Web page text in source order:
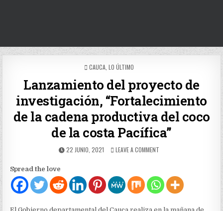
POSTED
CAUCA LO ÚLTIMO
Lanzamiento del proyecto de
investigación, “Fortalecimiento
de la cadena productiva del coco
de la costa Pacífica”
PUBLISHED
22 JUNIO, 2021 LEAVE A COMMENT
PROYECTO
DE
INVESTIGACIÓN,
DE
Spread the love